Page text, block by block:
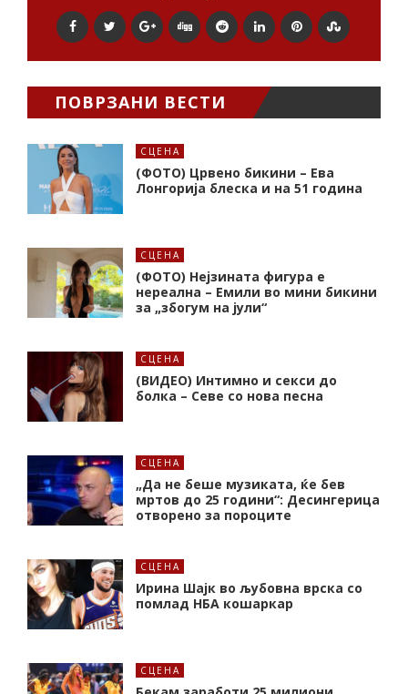
ПОВРЗАНИ ВЕСТИ
СЦЕНА
(ФОТО) Црвено бикини – Ева
Лонгорија блеска и на 51 година
СЦЕНА
(ФОТО) Нејзината фигура е
нереална – Емили во мини бикини
за „збогум на јули“
СЦЕНА
(ВИДЕО) Интимно и секси до
болка – Севе со нова песна
СЦЕНА
„Да не беше музиката, ќе бев
мртов до 25 години“: Десингерица
отворено за пороците
СЦЕНА
Ирина Шајк во љубовна врска со
помлад НБА кошаркар
СЦЕНА